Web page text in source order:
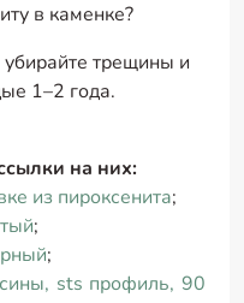
в каменке?
трещины и
1–2 года.
на них:
из пироксенита;
;
;
sts профиль, 90